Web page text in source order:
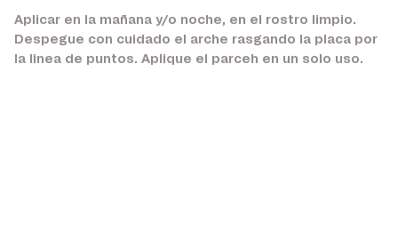
Aplicar en la mañana y/o noche, en el rostro limpio.
Despegue con cuidado el arche rasgando la placa por
la linea de puntos. Aplique el parceh en un solo uso.